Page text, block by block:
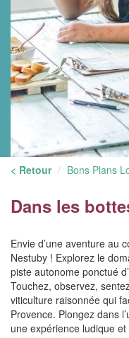
< Retour Bons Plans
Dans les
Envie d’une aventure au
Nestuby ! Explorez le
piste autonome ponctué
Touchez, observez,
viticulture raisonnée qui
Provence. Plongez dans
une expérience ludique